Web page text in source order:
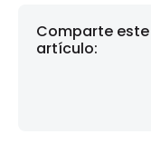
Comparte este
artículo: